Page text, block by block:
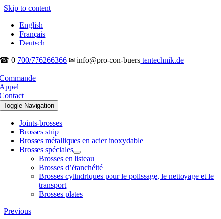
Skip to content
English
Français
Deutsch
☎ 0 700/776266366 ✉ info@pro-con-buers tentechnik.de
Commande
Appel
Contact
Toggle Navigation
Joints-brosses
Brosses strip
Brosses métalliques en acier inoxydable
Brosses spéciales
Brosses en listeau
Brosses d’étanchéité
Brosses cylindriques pour le polissage, le nettoyage et le
transport
Brosses plates
Previous